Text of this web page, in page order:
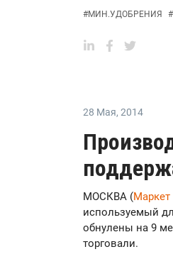
#МИН.УДОБРЕНИЯ #
28 Мая, 2014
МОСКВА (Маркет
используемый
обнулены на 9
торговали.